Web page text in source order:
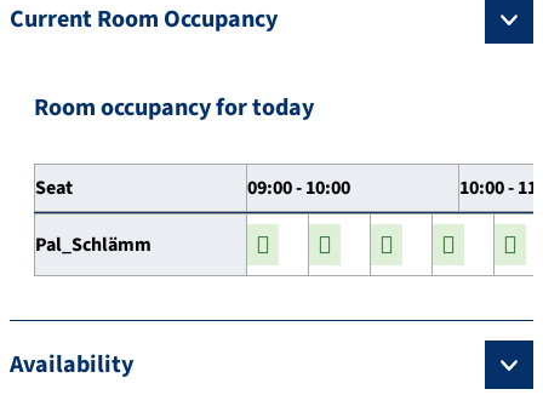
Current Room Occupancy
Room occupancy for today
Seat 09:00 - 10:00 10:00 -
Pal_Schlämm
Availability